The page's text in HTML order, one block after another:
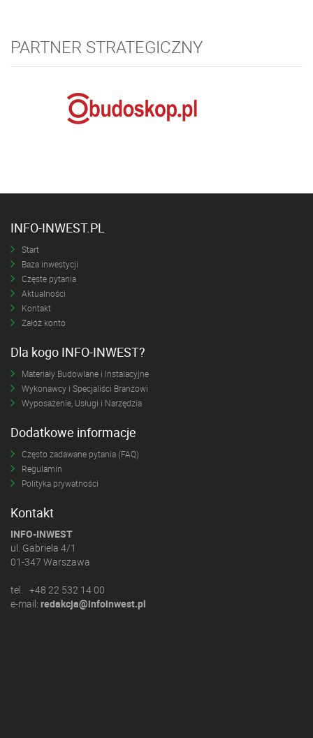
PARTNER STRATEGICZNY
INFO-INWEST.PL
Start
Baza inwestycji
Częste pytania
Aktualności
Kontakt
Załóż konto
Dla kogo INFO-INWEST?
Materiały Budowlane i Instalacyjne
Wykonawcy i Specjaliści Branżowi
Wyposażenie, Usługi i Narzędzia
Dodatkowe informacje
Często zadawane pytania (FAQ)
Regulamin
Polityka prywatności
Kontakt
INFO-INWEST
ul. Gabriela 4/1
01-347 Warszawa
tel. +48 22 532 14 00
e-mail: redakcja@infoinwest.pl